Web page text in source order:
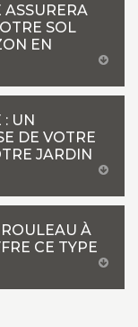
ASSURERA
SOL
EN
: UN
DE VOTRE
JARDIN
À
CE TYPE